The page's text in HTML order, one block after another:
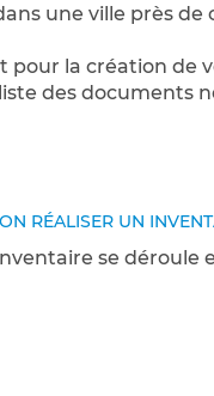
une ville près de
pour la création de
des documents
RÉALISER UN
se déroule